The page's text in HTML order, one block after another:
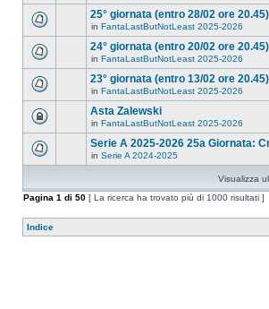
25° giornata (entro 28/02 ore 20.45)
in FantaLastButNotLeast 2025-2026
24° giornata (entro 20/02 ore 20.45)
in FantaLastButNotLeast 2025-2026
23° giornata (entro 13/02 ore 20.45)
in FantaLastButNotLeast 2025-2026
Asta Zalewski
in FantaLastButNotLeast 2025-2026
Serie A 2025-2026 25a Giornata:
in Serie A 2024-2025
Visualizza
Pagina 1 di 50 [ La ricerca ha trovato più di 1000 risultati ]
Indice